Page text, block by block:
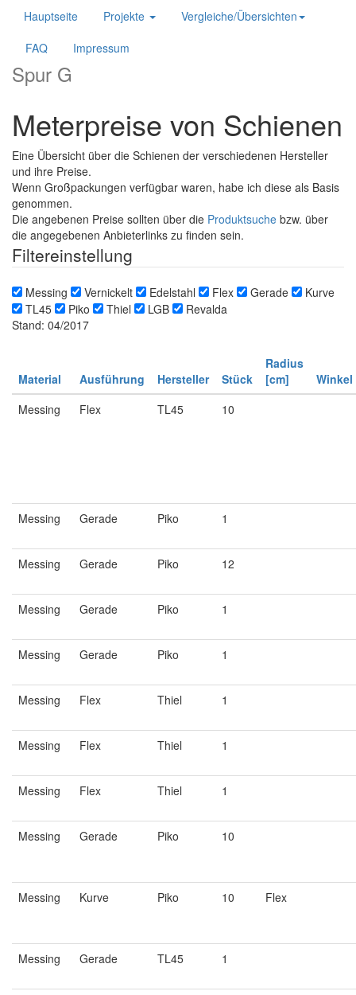
Hauptseite Projekte
Vergleiche/Übersichten
FAQ
Impressum
Spur G
Meterpreise von Schienen
Eine Übersicht über die Schienen der verschiedenen Hersteller
und ihre Preise.
Wenn Großpackungen verfügbar waren, habe ich diese als Basis
genommen.
Die angebenen Preise sollten über die Produktsuche bzw. über
die angegebenen Anbieterlinks zu finden sein.
Filtereinstellung
Messing Vernickelt Edelstahl Flex Gerade
Kurve
TL45
Piko Thiel LGB
Revalda
Stand: 04/2017
Material Ausführung Hersteller Stück
Radius
[cm]
Winkel
Messing
Flex TL45 10
Messing Gerade Piko 1
Messing Gerade Piko 12
Messing Gerade Piko 1
Messing Gerade Piko 1
Messing Flex Thiel 1
Messing Flex Thiel 1
Messing Flex Thiel 1
Messing Gerade Piko 10
Messing Kurve Piko 10 Flex
Messing Gerade TL45 1